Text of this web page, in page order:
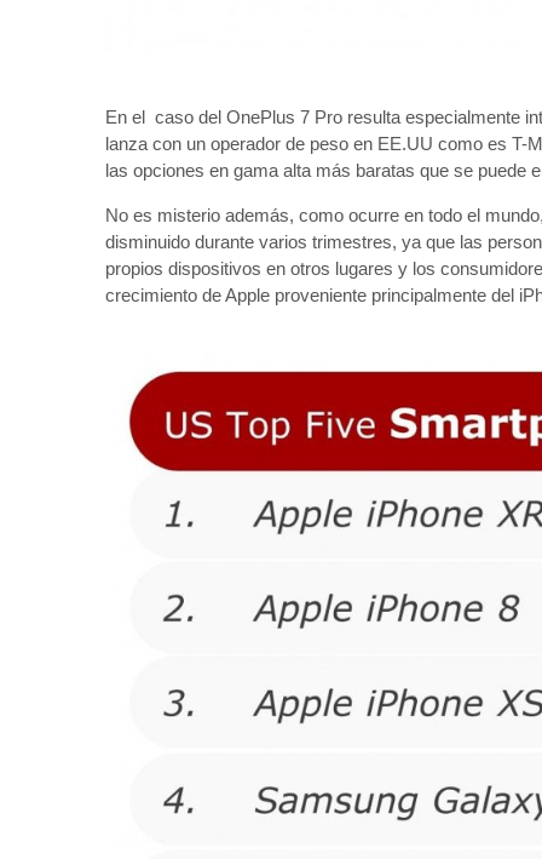
En el caso del OnePlus 7 Pro resulta especialmente
lanza con un operador de peso en EE.UU como es T-
las opciones en gama alta más baratas que se puede
No es misterio además, como ocurre en todo el
disminuido durante varios trimestres, ya que las
propios dispositivos en otros lugares y los
crecimiento de Apple proveniente principalmente del